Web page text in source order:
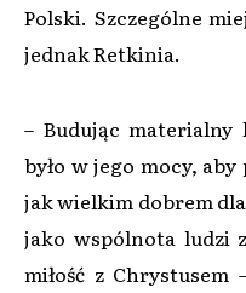
Polski. Szczególne
jednak Retkinia.
– Budując materialny
było w jego mocy,
jak wielkim dobrem
jako wspólnota ludzi
miłość z Chrystusem